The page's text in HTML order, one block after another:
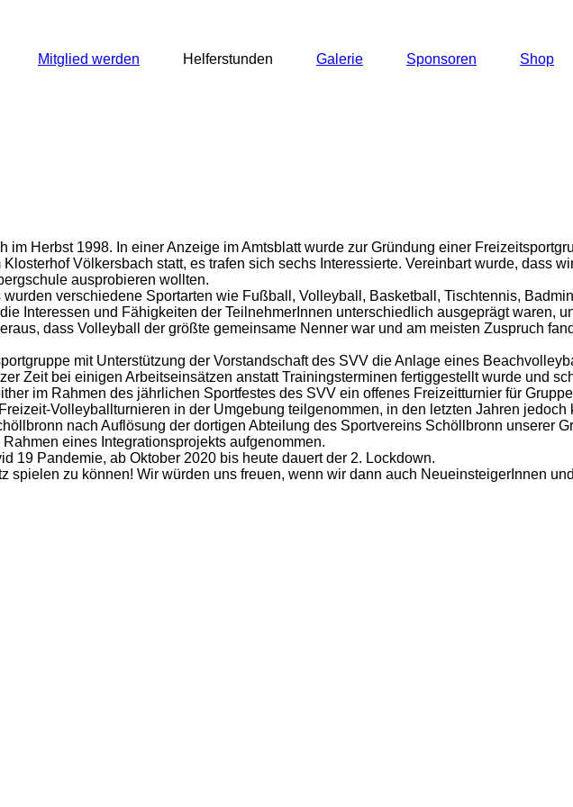
Mitglied werden Helferstunden Galerie Sponsoren Shop
Herbst 1998. In einer Anzeige im Amtsblatt wurde zur Gründung einer
Völkersbach statt, es trafen sich sechs Interessierte. Vereinbart wurde, dass
ausprobieren wollten.
verschiedene Sportarten wie Fußball, Volleyball, Basketball, Tischtennis,
Interessen und Fähigkeiten der TeilnehmerInnen unterschiedlich ausgeprägt waren,
dass Volleyball der größte gemeinsame Nenner war und am meisten Zuspruch
mit Unterstützung der Vorstandschaft des SVV die Anlage eines
Zeit bei einigen Arbeitseinsätzen anstatt Trainingsterminen fertiggestellt wurde und
im Rahmen des jährlichen Sportfestes des SVV ein offenes Freizeitturnier für
Volleyballturnieren in der Umgebung teilgenommen, in den letzten Jahren jedoch
nach Auflösung der dortigen Abteilung des Sportvereins Schöllbronn unserer
eines Integrations­projekts aufgenommen.
19 Pandemie, ab Oktober 2020 bis heute dauert der 2. Lockdown.
zu können! Wir würden uns freuen, wenn wir dann auch NeueinsteigerInnen